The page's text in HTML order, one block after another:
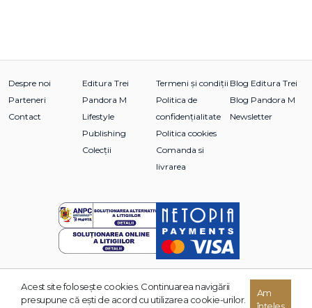
Despre noi
Parteneri
Contact
Editura Trei
Pandora M
Lifestyle
Publishing
Colecții
Termeni și condiții
Politica de
confidențialitate
Politica cookies
Comanda si
livrarea
Blog Editura Trei
Blog Pandora M
Newsletter
© 2026 Grupul Editorial TREI. Toate drepturile rezervate.
Acest site foloseşte cookies. Continuarea navigării
presupune că eşti de acord cu utilizarea cookie-urilor.
Am